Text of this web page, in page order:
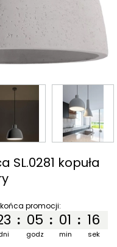
SL.0281 kopuła
promocji:
: :
godz
05 :
min
01
sek
16